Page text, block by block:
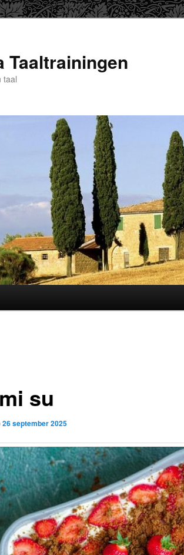
Taaltrainingen
taal
su
26 september 2025